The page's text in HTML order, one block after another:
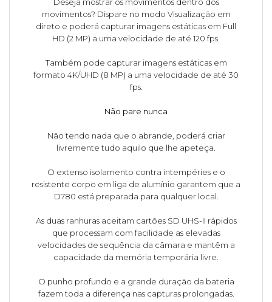
movimentos? Dispare no modo Visualização em
direto e poderá capturar imagens estáticas em Full
HD (2 MP) a uma velocidade de até 120 fps.
Também pode capturar imagens estáticas em
formato 4K/UHD (8 MP) a uma velocidade de até 30
fps.
Não pare nunca
Não tendo nada que o abrande, poderá criar
livremente tudo aquilo que lhe apeteça.
O extenso isolamento contra intempéries e o
resistente corpo em liga de alumínio garantem que a
D780 está preparada para qualquer local.
As duas ranhuras aceitam cartões SD UHS-II rápidos
que processam com facilidade as elevadas
velocidades de sequência da câmara e mantêm a
capacidade da memória temporária livre.
O punho profundo e a grande duração da bateria
fazem toda a diferença nas capturas prolongadas.